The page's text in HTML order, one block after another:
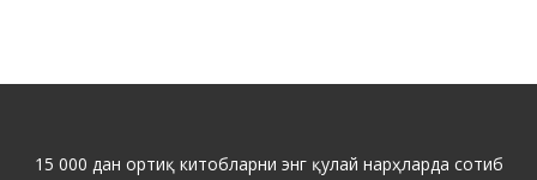
15 000 дан ортиқ китобларни энг қулай нарҳларда сотиб